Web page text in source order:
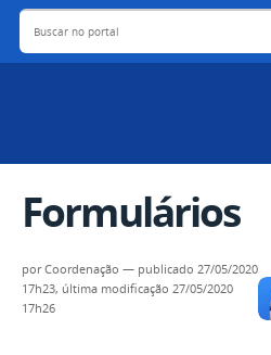
Buscar no portal
Formulários
porCoordenação — publicado 27/05/2020
17h23, última modificação 27/05/2020
17h26